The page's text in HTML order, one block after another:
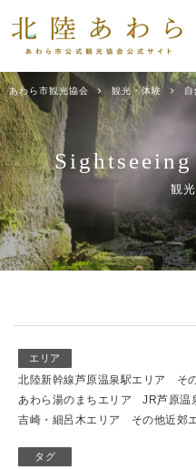
あわら市観光協会 観光・体験 自
観
エリア
北陸新幹線芦原温泉駅エリア
そ
あわら湯のまちエリア
JR芦原温
吉崎・細呂木エリア
その他近郊
タグ